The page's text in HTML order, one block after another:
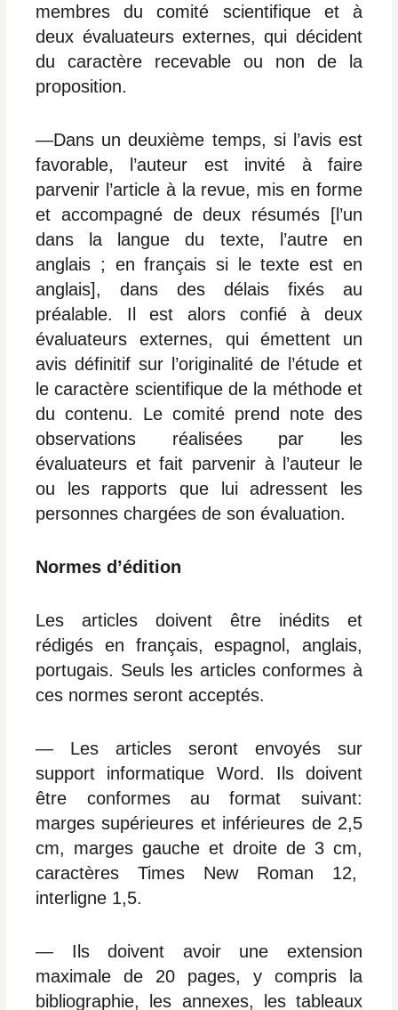
membres du comité scientifique et à
deux évaluateurs externes, qui décident
du caractère recevable ou non de la
proposition.
―Dans un deuxième temps, si l’avis est
favorable, l’auteur est invité à faire
parvenir l’article à la revue, mis en forme
et accompagné de deux résumés [l’un
dans la langue du texte, l’autre en
anglais ; en français si le texte est en
anglais], dans des délais fixés au
préalable. Il est alors confié à deux
évaluateurs externes, qui émettent un
avis définitif sur l’originalité de l’étude et
le caractère scientifique de la méthode et
du contenu. Le comité prend note des
observations réalisées par les
évaluateurs et fait parvenir à l’auteur le
ou les rapports que lui adressent les
personnes chargées de son évaluation.
Normes d’édition
Les articles doivent être inédits et
rédigés en français, espagnol, anglais,
portugais. Seuls les articles conformes à
ces normes seront acceptés.
― Les articles seront envoyés sur
support informatique Word. Ils doivent
être conformes au format suivant:
marges supérieures et inférieures de 2,5
cm, marges gauche et droite de 3 cm,
caractères Times New Roman 12,
interligne 1,5.
― Ils doivent avoir une extension
maximale de 20 pages, y compris la
bibliographie, les annexes, les tableaux